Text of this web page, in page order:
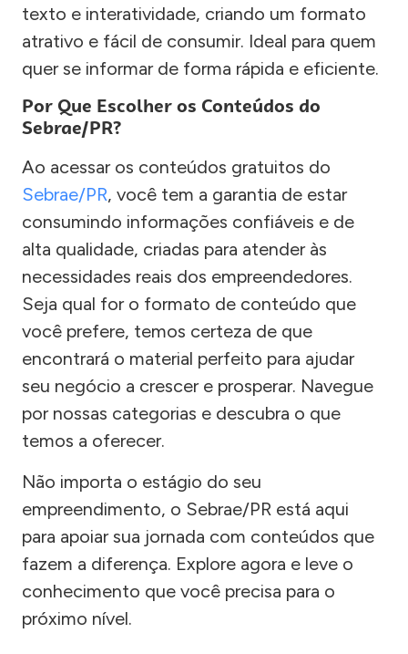
texto e interatividade, criando um formato
atrativo e fácil de consumir. Ideal para quem
quer se informar de forma rápida e eficiente.
Por Que Escolher os Conteúdos do
Sebrae/PR?
Ao acessar os conteúdos gratuitos do
Sebrae/PR, você tem a garantia de estar
consumindo informações confiáveis e de
alta qualidade, criadas para atender às
necessidades reais dos empreendedores.
Seja qual for o formato de conteúdo que
você prefere, temos certeza de que
encontrará o material perfeito para ajudar
seu negócio a crescer e prosperar. Navegue
por nossas categorias e descubra o que
temos a oferecer.
Não importa o estágio do seu
empreendimento, o Sebrae/PR está aqui
para apoiar sua jornada com conteúdos que
fazem a diferença. Explore agora e leve o
conhecimento que você precisa para o
próximo nível.